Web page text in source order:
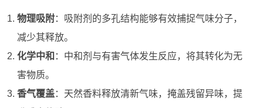
物理吸附：吸附剂的多孔结构能够有效捕捉气味分子，
减少其释放。
化学中和 ：中和剂与有害气体发生反应，将其转化为无
害物质。
香气覆盖：天然香料释放清新气味，掩盖残留异味，提